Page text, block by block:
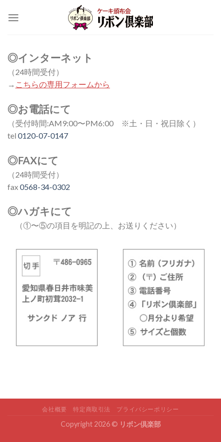
◎インターネット
（24時間受付）
→ こちらの専用フォームから
◎お電話にて
（受付時間:AM9:00〜PM6:00 ※土・日・祝日除く）
tel 0120-07-0147
◎FAXにて
（24時間受付）
fax0568-34-0302
◎ハガキにて
（①〜⑤の項目を明記の上、お送りください）
会社概要 特定商取引法 プライバシーポリシー
Copyright 2026 © リボン倶楽部